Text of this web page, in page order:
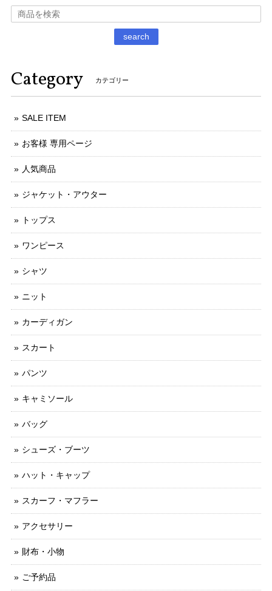
search
Category カテゴリー
SALE ITEM
お客様 専用ページ
人気商品
ジャケット・アウター
トップス
ワンピース
シャツ
ニット
カーディガン
スカート
パンツ
キャミソール
バッグ
シューズ・ブーツ
ハット・キャップ
スカーフ・マフラー
アクセサリー
財布・小物
ご予約品